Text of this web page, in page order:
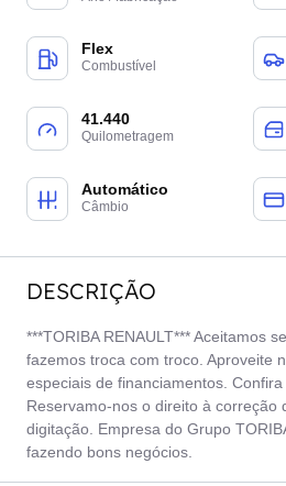
Flex
Combustível
41.440
Quilometragem
Automático
Câmbio
DESCRIÇÃO
***TORIBA RENAULT*** Aceitamos
fazemos troca com troco. Aproveite
especiais de financiamentos.
Reservamo-nos o direito à correção
digitação. Empresa do Grupo
fazendo bons negócios.